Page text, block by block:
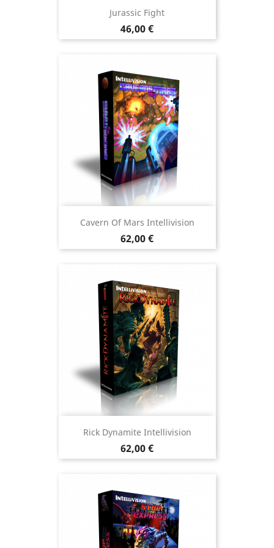
Jurassic Fight
Prix
46,00 €
Cavern Of Mars Intellivision
Prix
62,00 €
Rick Dynamite Intellivision
Prix
62,00 €